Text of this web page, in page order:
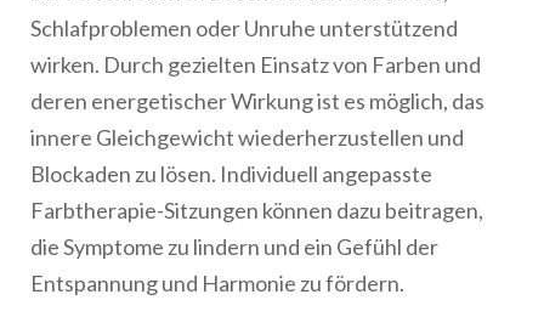
Schlafproblemen oder Unruhe unterstützend
wirken. Durch gezielten Einsatz von Farben und
deren energetischer Wirkung ist es möglich, das
innere Gleichgewicht wiederherzustellen und
Blockaden zu lösen. Individuell angepasste
Farbtherapie-Sitzungen können dazu beitragen,
die Symptome zu lindern und ein Gefühl der
Entspannung und Harmonie zu fördern.